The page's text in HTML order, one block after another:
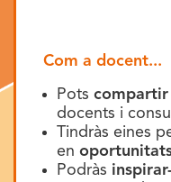
Com a docent...
Pots compartir
docents i
Tindràs eines
en
Podràs